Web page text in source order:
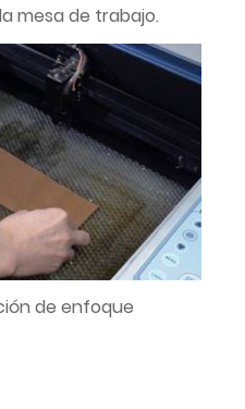
mesa de trabajo.
de enfoque